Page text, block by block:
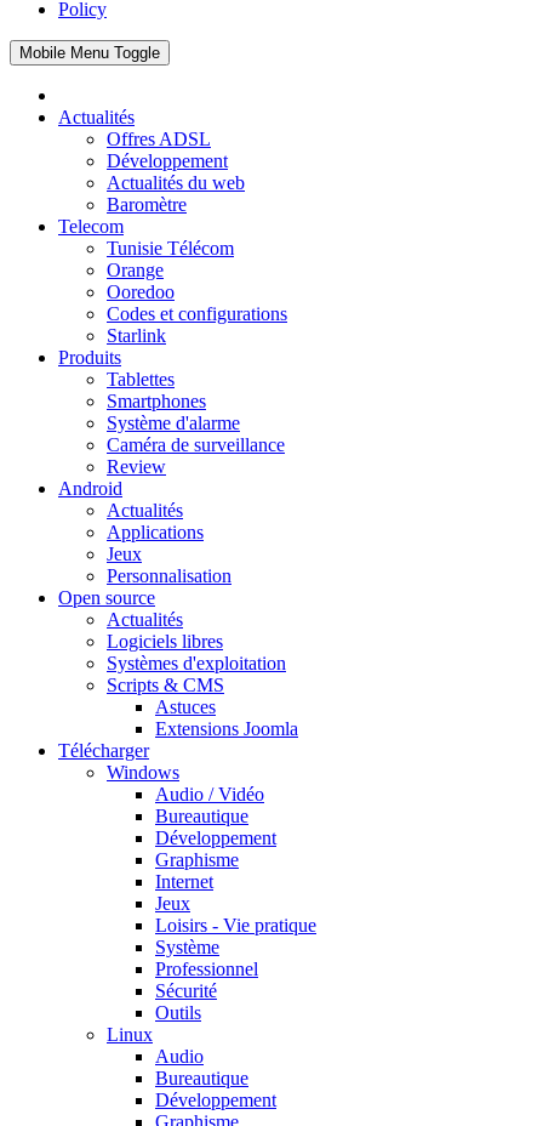
Policy
Mobile Menu Toggle
Actualités
Offres ADSL
Développement
Actualités du web
Baromètre
Telecom
Tunisie Télécom
Orange
Ooredoo
Codes et configurations
Starlink
Produits
Tablettes
Smartphones
Système d'alarme
Caméra de surveillance
Review
Android
Actualités
Applications
Jeux
Personnalisation
Open source
Actualités
Logiciels libres
Systèmes d'exploitation
Scripts & CMS
Astuces
Extensions Joomla
Télécharger
Windows
Audio / Vidéo
Bureautique
Développement
Graphisme
Internet
Jeux
Loisirs - Vie pratique
Système
Professionnel
Sécurité
Outils
Linux
Audio
Bureautique
Développement
Graphisme